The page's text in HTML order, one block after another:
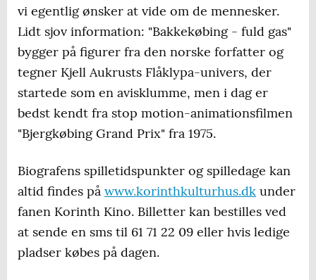
vi egentlig ønsker at vide om de mennesker.
Lidt sjov information: "Bakkekøbing - fuld gas"
bygger på figurer fra den norske forfatter og
tegner Kjell Aukrusts Flåklypa-univers, der
startede som en avisklumme, men i dag er
bedst kendt fra stop motion-animationsfilmen
"Bjergkøbing Grand Prix" fra 1975.
Biografens spilletidspunkter og spilledage kan
altid findes på www.korinthkulturhus.dk under
fanen Korinth Kino. Billetter kan bestilles ved
at sende en sms til 61 71 22 09 eller hvis ledige
pladser købes på dagen.